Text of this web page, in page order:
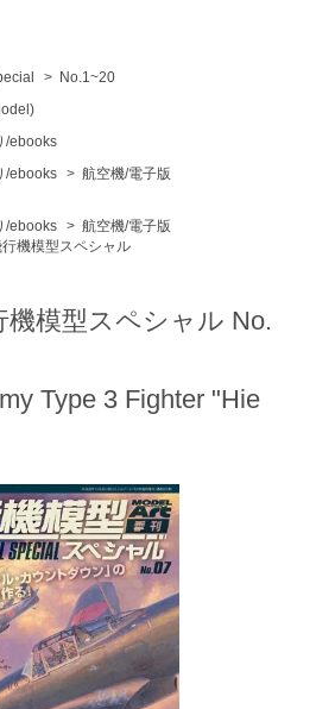
> No.1~20
/ebooks
/ebooks > 航空機/電子版
/ebooks > 航空機/電子版
機模型スペシャル
機模型スペシャル No.
Type 3 Fighter "Hie